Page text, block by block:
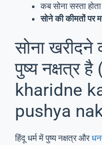
कब सोना सस्ता
सोने की कीमतों पर
सोना
पुष्य नक्षत्र
kharidne
pushya
हिंदू धर्म में पुष्य नक्षत्र और